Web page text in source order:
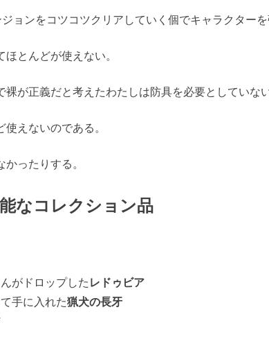
ョンをコツコツクリアしていく個でキャラクター
とんどが使えない。
が正義だと考えたわたしは防具を必要としていな
えないのである。
ったりする。
なコレクション品
がドロップした レドゥビア
手に入れた猟犬の長牙